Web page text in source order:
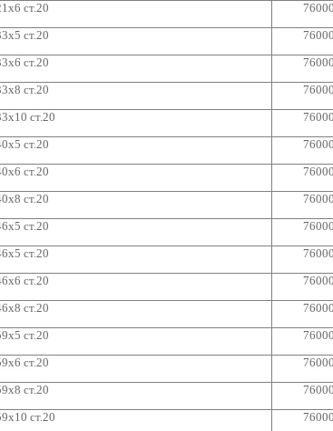
ст.20
76000
ст.20
76000
ст.20
76000
ст.20
76000
ст.20
76000
ст.20
76000
ст.20
76000
ст.20
76000
ст.20
76000
ст.20
76000
ст.20
76000
ст.20
76000
ст.20
76000
ст.20
76000
ст.20
76000
ст.20
76000